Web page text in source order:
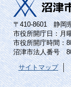
〒410-8601 静岡
市役所開庁日：月
市役所開庁時間：
沼津市法人番号
サイトマップ